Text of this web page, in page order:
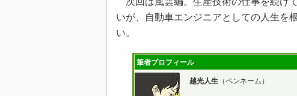
いが、自動車エンジニアとしての人生を
い。
筆者プロフィール
越光人生（ペンネーム）